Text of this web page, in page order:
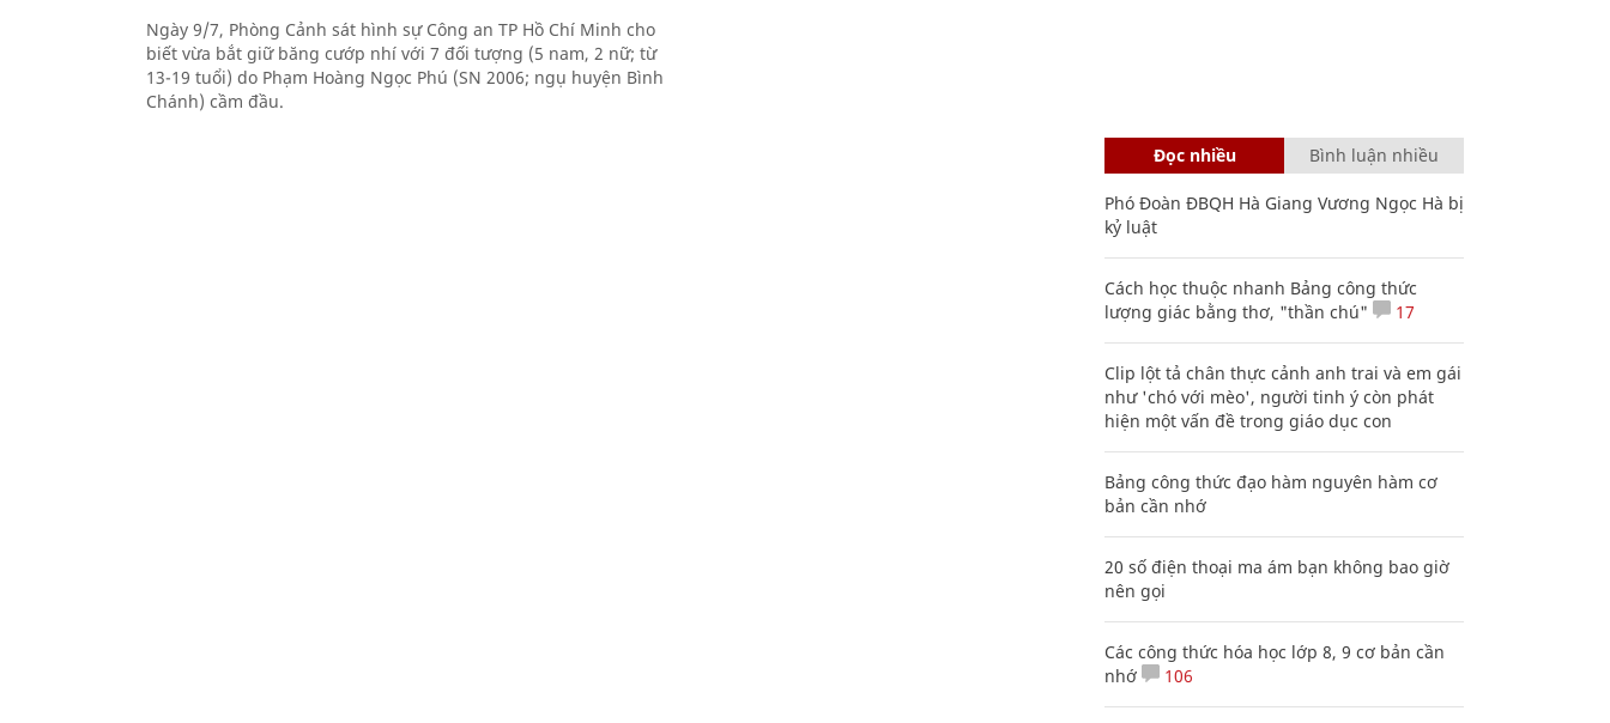
Ngày 9/7, Phòng Cảnh sát hình sự Công an TP Hồ Chí Minh cho
biết vừa bắt giữ băng cướp nhí với 7 đối tượng (5 nam, 2 nữ; từ
13-19 tuổi) do Phạm Hoàng Ngọc Phú (SN 2006; ngụ huyện Bình
Chánh) cầm đầu.
Đọc nhiều Bình luận nhiều
Phó Đoàn ĐBQH Hà Giang Vương Ngọc Hà bị
kỷ luật
Cách học thuộc nhanh Bảng công thức
lượng giác bằng thơ, "thần chú"
17
Clip lột tả chân thực cảnh anh trai và em gái
như 'chó với mèo', người tinh ý còn phát
hiện một vấn đề trong giáo dục con
Bảng công thức đạo hàm nguyên hàm cơ
bản cần nhớ
20 số điện thoại ma ám bạn không bao giờ
nên gọi
Các công thức hóa học lớp 8, 9 cơ bản cần
nhớ
106